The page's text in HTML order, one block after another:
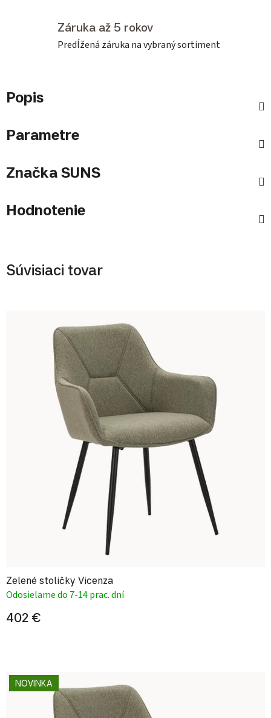
Záruka až 5 rokov
Predĺžená záruka na vybraný sortiment
Popis
Parametre
Značka SUNS
Hodnotenie
Súvisiaci tovar
Zelené stoličky Vicenza
Odosielame do 7-14 prac. dní
402 €
NOVINKA